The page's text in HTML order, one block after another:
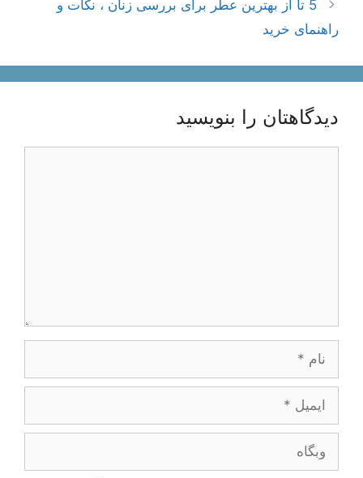
5 تا از بهترین عطر برای بررسی زنان ، نکات و
راهنمای خرید
دیدگاهتان را بنویسید
وبگاه